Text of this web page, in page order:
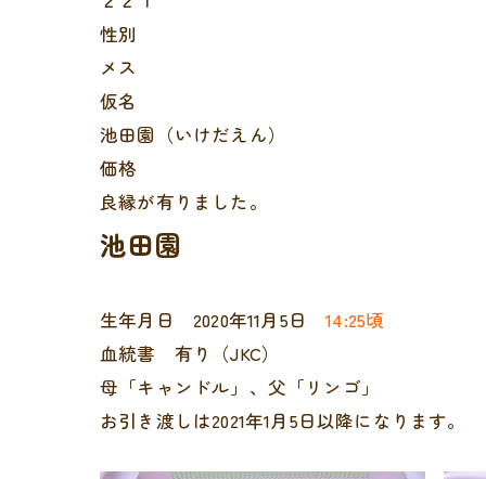
性別
メス
仮名
池田園（いけだえん）
価格
良縁が有りました。
池田園
生年月日 2020年11月5日14:25頃
血統書 有り（JKC）
母「キャンドル」、父「リンゴ」
お引き渡しは2021年1月5日以降になります。